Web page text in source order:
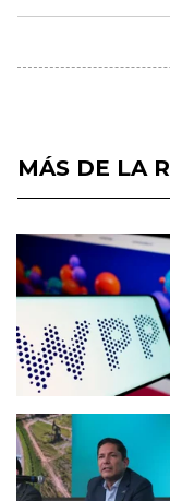
MÁS DE LA